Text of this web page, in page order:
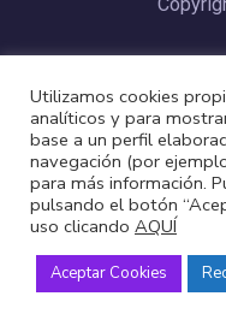
Utilizamos cookies
analíticos y para
base a un perfil
navegación (por
para más información.
pulsando el botón
uso clicando AQUÍ
Aceptar Cookies